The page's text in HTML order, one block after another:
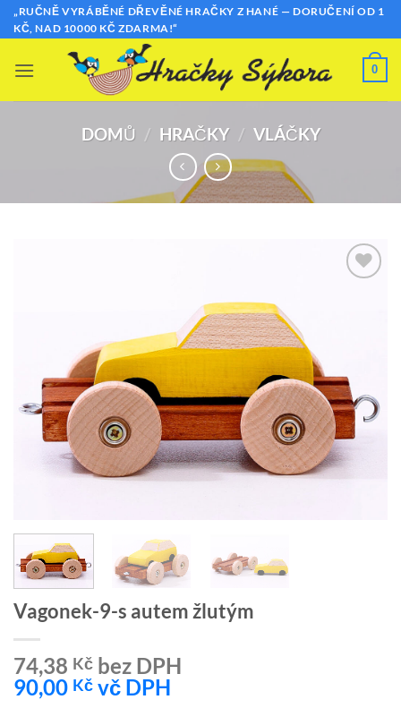
Přeskočit
„RUČNĚ VYRÁBĚNÉ DŘEVĚNÉ HRAČKY Z HANÉ — DORUČENÍ OD 1
KČ, NAD 10000 KČ ZDARMA!“
0
DOMŮ / HRAČKY / VLÁČKY
Vagonek-9-s autem žlutým
74,38 Kč bez DPH
90,00 Kč vč DPH